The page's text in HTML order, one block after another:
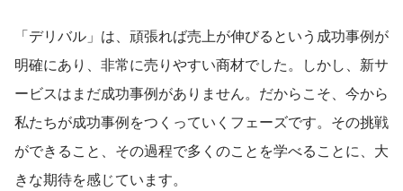
「デリバル」は、頑張れば売上が伸びるという成功事例が
明確にあり、非常に売りやすい商材でした。しかし、新サ
ービスはまだ成功事例がありません。だからこそ、今から
私たちが成功事例をつくっていくフェーズです。その挑戦
ができること、その過程で多くのことを学べることに、大
きな期待を感じています。